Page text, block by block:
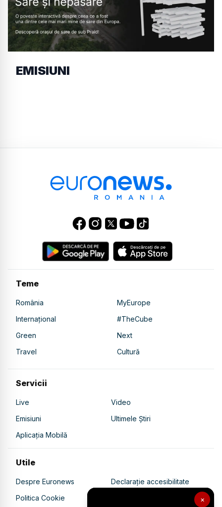
×
EMISIUNI
Teme
România
MyEurope
Internațional
#TheCube
Green
Next
Travel
Cultură
Servicii
Live
Video
Emisiuni
Ultimele Știri
Aplicația Mobilă
Utile
Despre Euronews
Declarație accesibilitate
Politica Cookie
Politica de confidențialitate